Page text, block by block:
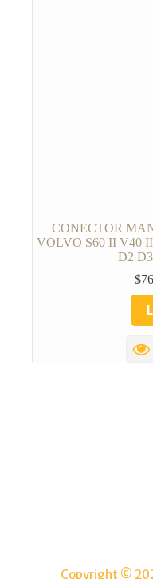
CONECTOR
VOLVO S60 II V40
D2
$
Copyright ©